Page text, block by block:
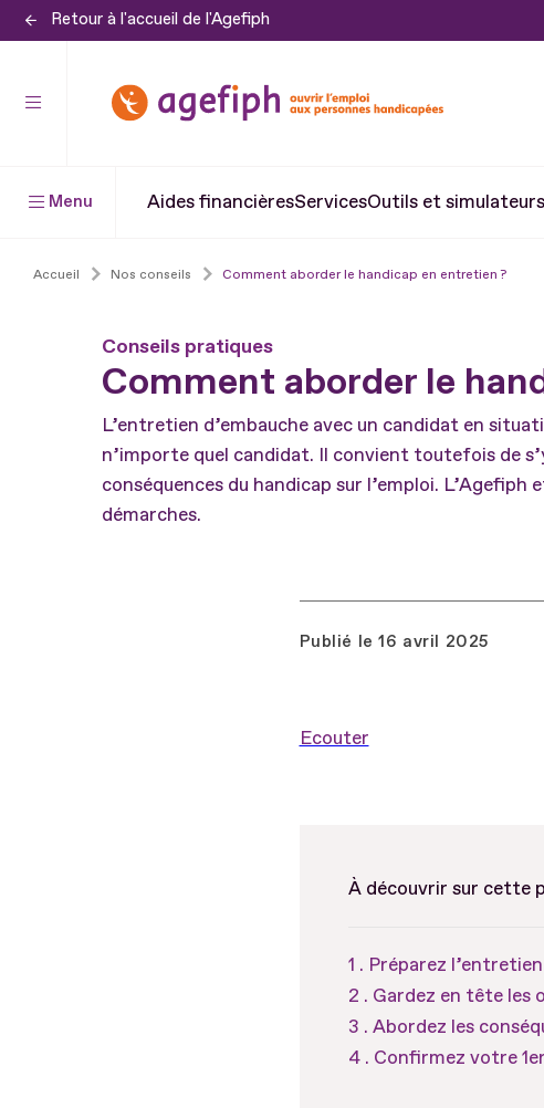
Aller
contenu
Retour à l'accueil de l'Agefiph
Menu Aides financièresServicesOutils et simulateurs
Accueil Nos conseils Comment aborder le handicap en entretien ?
Conseils pratiques
Comment aborder le
L’entretien d’embauche avec un candidat en
n’importe quel candidat. Il convient toutefois de
conséquences du handicap sur l’emploi.
démarches.
Publié le 16 avril 2025
Ecouter
À découvrir sur cette
Préparez l’entretien
Gardez en tête les
Abordez les
Confirmez votre